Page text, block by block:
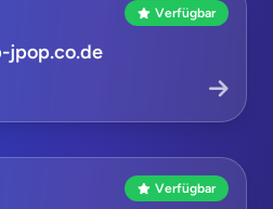
Verfügbar
jpop.co.de
Verfügbar